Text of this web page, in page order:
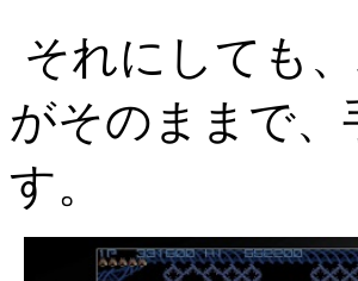
それにしても
がそのままで
す。